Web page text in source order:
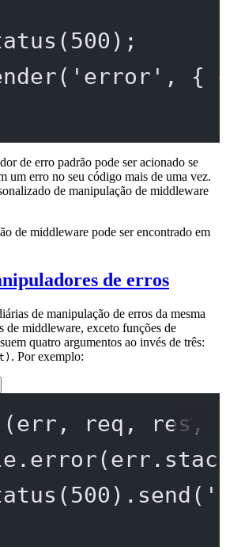
( 500 );
( 'error' , {
de erro padrão pode ser acionado se
um erro no seu código mais de uma vez.
de manipulação de middleware
de middleware pode ser encontrado em
de erros
de manipulação de erros da mesma
de middleware, exceto funções de
quatro argumentos ao invés de três:
. Por exemplo:
err , req , res,
error
( 500 ). send (